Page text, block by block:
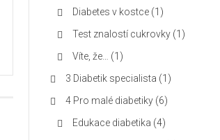
Diabetes v kostce (1)
Test znalostí cukrovky (1)
Víte, že…
(1)
3 Diabetik specialista (1)
4 Pro malé diabetiky (6)
Edukace diabetika (4)